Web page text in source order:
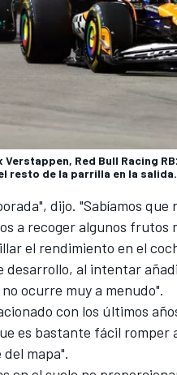
Red Bull Racing
resto de la parrilla en la salida.
dijo. "Sabíamos
a recoger algunos frutos
el rendimiento en el
desarrollo, al intentar
ocurre muy a menudo".
con los últimos
es bastante fácil romper
mapa".